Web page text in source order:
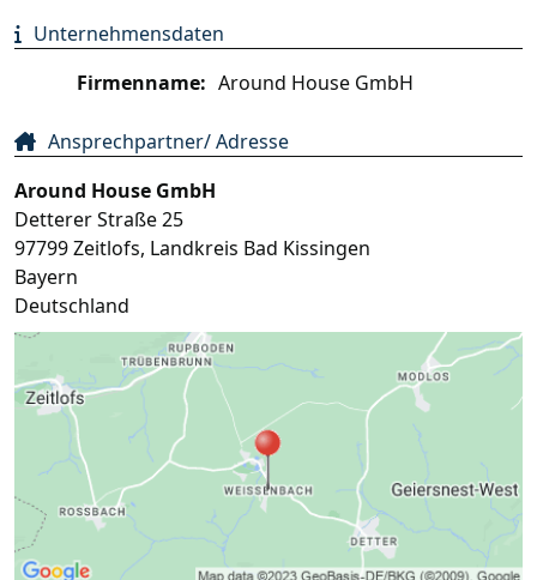
Unternehmensdaten
Firmenname: Around House GmbH
Ansprechpartner/ Adresse
Around House GmbH
Detterer Straße 25
97799Zeitlofs, Landkreis Bad Kissingen
Bayern
Deutschland